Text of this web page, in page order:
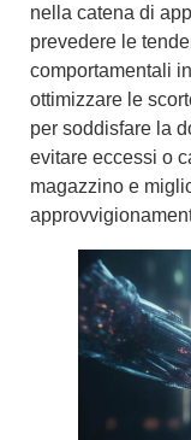
nella catena di
prevedere le
comportamentali
ottimizzare le
per soddisfare la
evitare eccessi o
magazzino e